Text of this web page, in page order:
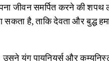
जीवन समर्पित करने की शपथ
सकता है, ताकि देवता और बुद्ध
यंग पायनियर्स और